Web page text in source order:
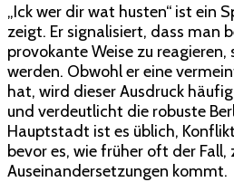
„Ick wer dir wat husten“ ist ein
zeigt. Er signalisiert, dass man
provokante Weise zu
werden. Obwohl er eine
hat, wird dieser Ausdruck
und verdeutlicht die robuste
Hauptstadt ist es üblich,
bevor es, wie früher oft der Fall,
Auseinandersetzungen kommt.